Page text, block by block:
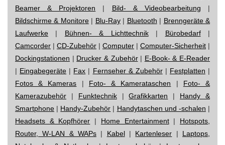
Beamer & Projektoren | Bild- & Videobearbeitung |
Bildschirme & Monitore| Blu-Ray| Bluetooth | Brenngeräte &
Laufwerke | Bühnen- & Lichttechnik| Bürobedarf|
Camcorder | CD-Zubehör | Computer | Computer-Sicherheit |
Dockingstationen | Drucker & Zubehör| E-Book- & E-Reader
| Eingabegeräte | Fax | Fernseher & Zubehör| Festplatten |
Fotos & Kameras | Foto- & Kamerataschen | Foto- &
Kamerazubehör | Funktechnik|Grafikkarten | Handy &
Smartphone | Handy-Zubehör | Handytaschen und -schalen |
Headsets & Kopfhörer | Home Entertainment| Hotspots,
Router, W-LAN & WAPs | Kabel| Kartenleser | Laptops,